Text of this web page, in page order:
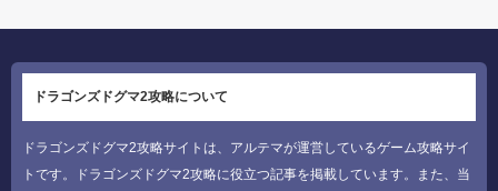
ドラゴンズドグマ2攻略について
ドラゴンズドグマ2攻略サイトは、アルテマが運営しているゲーム攻略サイ
トです。ドラゴンズドグマ2攻略に役立つ記事を掲載しています。また、当